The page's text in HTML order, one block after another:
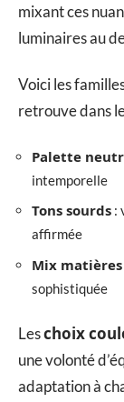
mixant ces
luminaires au
Voici les
retrouve dans
Palette
intemporelle
Tons sourds :
affirmée
Mix matières
sophistiquée
Leschoix
une volonté
adaptation à